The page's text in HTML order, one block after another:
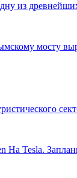
из
мосту
На Tesla.